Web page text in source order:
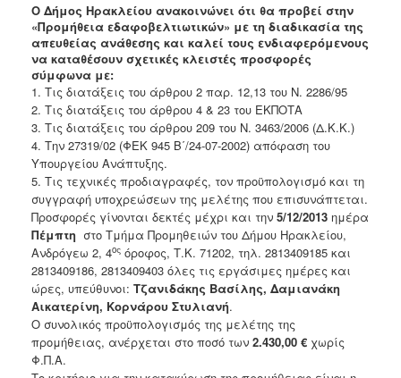
Ο Δήμος Ηρακλείου ανακοινώνει ότι θα προβεί στην
«Προμήθεια εδαφοβελτιωτικών» με τη διαδικασία της
απευθείας ανάθεσης και καλεί τους ενδιαφερόμενους
να καταθέσουν σχετικές κλειστές προσφορές
σύμφωνα με:
1. Τις διατάξεις του άρθρου 2 παρ. 12,13 του Ν. 2286/95
2. Τις διατάξεις του άρθρου 4 & 23 του ΕΚΠΟΤΑ
3. Τις διατάξεις του άρθρου 209 του Ν. 3463/2006 (Δ.Κ.Κ.)
4. Την 27319/02 (ΦΕΚ 945 Β΄/24-07-2002) απόφαση του
Υπουργείου Ανάπτυξης.
5. Τις τεχνικές προδιαγραφές, τον προϋπολογισμό και τη
συγγραφή υποχρεώσεων της μελέτης που επισυνάπτεται.
Προσφορές γίνονται δεκτές μέχρι και την 5/12/2013 ημέρα
Πέμπτη στο Τμήμα Προμηθειών του Δήμου Ηρακλείου,
Ανδρόγεω 2, 4ος όροφος, Τ.Κ. 71202, τηλ. 2813409185 και
2813409186, 2813409403 όλες τις εργάσιμες ημέρες και
ώρες, υπεύθυνοι: Τζανιδάκης Βασίλης, Δαμιανάκη
Αικατερίνη, Κορνάρου Στυλιανή.
Ο συνολικός προϋπολογισμός της μελέτης της
προμήθειας, ανέρχεται στο ποσό των 2.430,00 € χωρίς
Φ.Π.Α.